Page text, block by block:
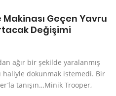
Geçen Yavru
Değişimi
ağır bir şekilde yaralanmış
dokunmak istemedi. Bir
tanışın…Minik Trooper,